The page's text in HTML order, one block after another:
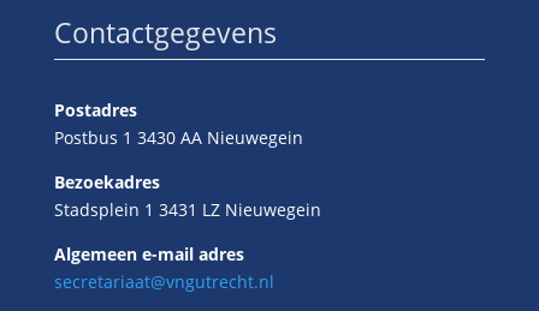
Contactgegevens
Postadres
Postbus 1 3430 AA Nieuwegein
Bezoekadres
Stadsplein 1 3431 LZ Nieuwegein
Algemeen e-mail adres
secretariaat@vngutrecht.nl